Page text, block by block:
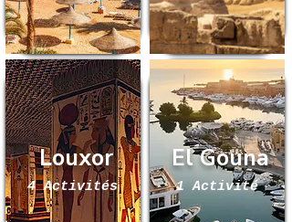
Louxor
4 Activités
El Gouna
1 Activité